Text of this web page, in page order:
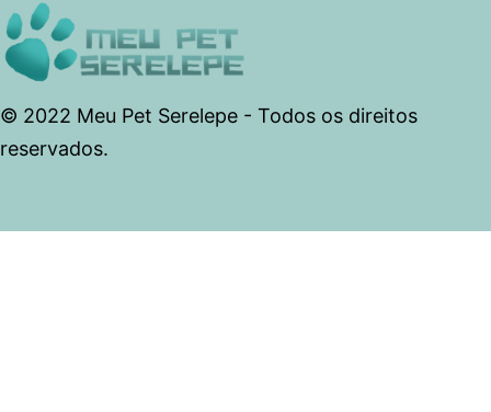
© 2022 Meu Pet Serelepe - Todos os direitos
reservados.